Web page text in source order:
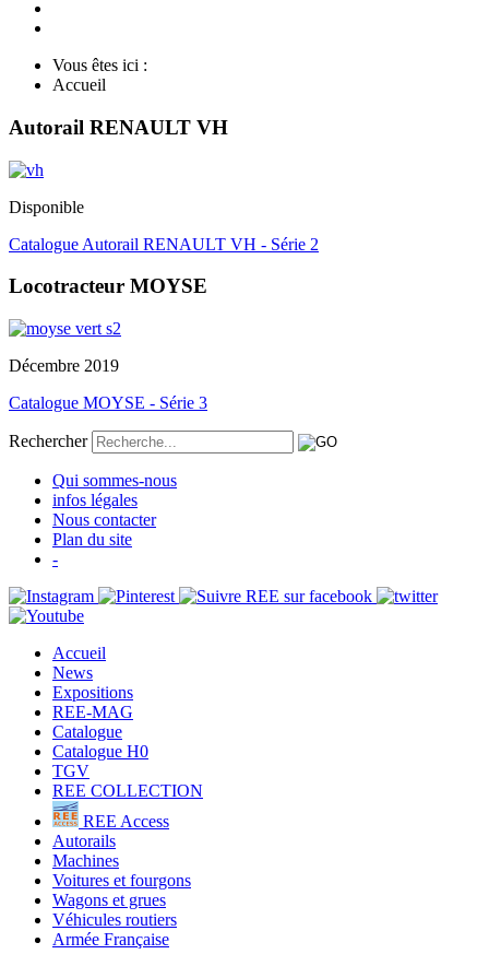
Vous êtes ici :
Accueil
Autorail RENAULT VH
Disponible
Catalogue Autorail RENAULT VH - Série 2
Locotracteur MOYSE
Décembre 2019
Catalogue MOYSE - Série 3
Rechercher
Qui sommes-nous
infos légales
Nous contacter
Plan du site
-
Accueil
News
Expositions
REE-MAG
Catalogue
Catalogue H0
TGV
REE COLLECTION
REE Access
Autorails
Machines
Voitures et fourgons
Wagons et grues
Véhicules routiers
Armée Française